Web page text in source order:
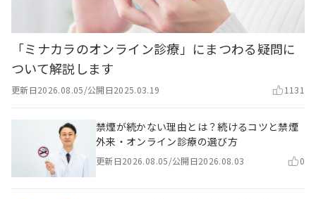
「ミナカラのオンライン診療」にまつわる疑問に
ついて解説します
更新日2026.08.05/公開日2025.03.19 1131
禁煙が続かない理由とは？続けるコツと禁煙
外来・オンライン診療の選び方
更新日2026.08.05/公開日2026.08.03 0